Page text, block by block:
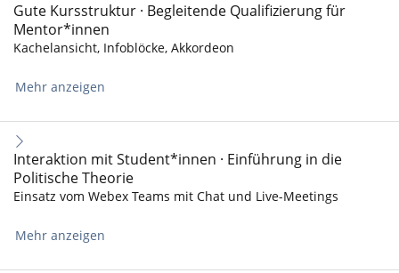
Gute Kursstruktur · Begleitende Qualifizierung für
Mentor*innen
Kachelansicht, Infoblöcke, Akkordeon
Mehr anzeigen
Interaktion mit Student*innen · Einführung in die
Politische Theorie
Einsatz vom Webex Teams mit Chat und Live-Meetings
Mehr anzeigen